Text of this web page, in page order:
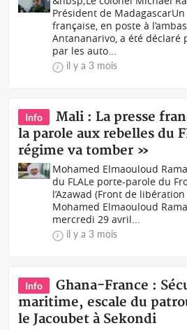
Président de MadagascarUn
française, en poste à
Antananarivo, a été déclaré
par les auto...
il y a 3 mois
Info
Mali : La presse
la parole aux rebelles du
régime va tomber »
Mohamed Elmaouloud
du FLALe porte-parole du
l’Azawad (Front de libération
Mohamed Elmaouloud
mercredi 29 avril...
il y a 3 mois
Info
Ghana-France :
maritime, escale du
le Jacoubet à Sekondi